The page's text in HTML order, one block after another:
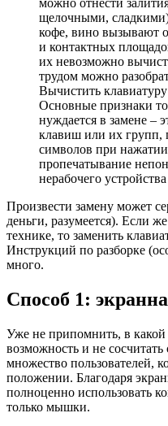
можно отнести
щелочными,
кофе, вино вызывают
и контактных
их невозможно
трудом можно
Вычистить
Основные признаки
нуждается в замене –
клавиш или их групп,
символов при
пропечатывание
нерабочего
Произвести замену может
деньги, разумеется). Если
технике, то заменить
Инструкций по разборке
много.
Способ 1:
Уже не припомнить, в какой
возможность и не сосчитать
множество пользователей,
положении. Благодаря
полноценно использовать
только мышки.